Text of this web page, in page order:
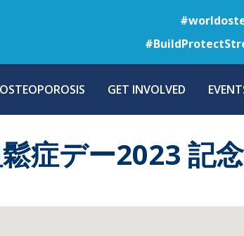
GET INVOLVED
症デー2023 記